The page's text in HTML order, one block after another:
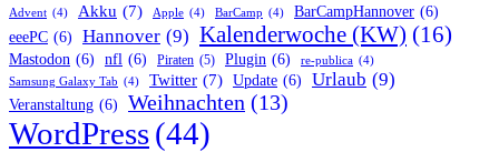
Advent (4) Akku (7) Apple (4) BarCamp (4) BarCampHannover (6)
eeePC (6) Hannover (9) Kalenderwoche (KW) (16)
Mastodon (6) nfl (6) Piraten (5) Plugin (6) re-publica (4)
Samsung Galaxy Tab (4) Twitter (7) Update (6) Urlaub (9)
Veranstaltung (6) Weihnachten (13)
WordPress(44)